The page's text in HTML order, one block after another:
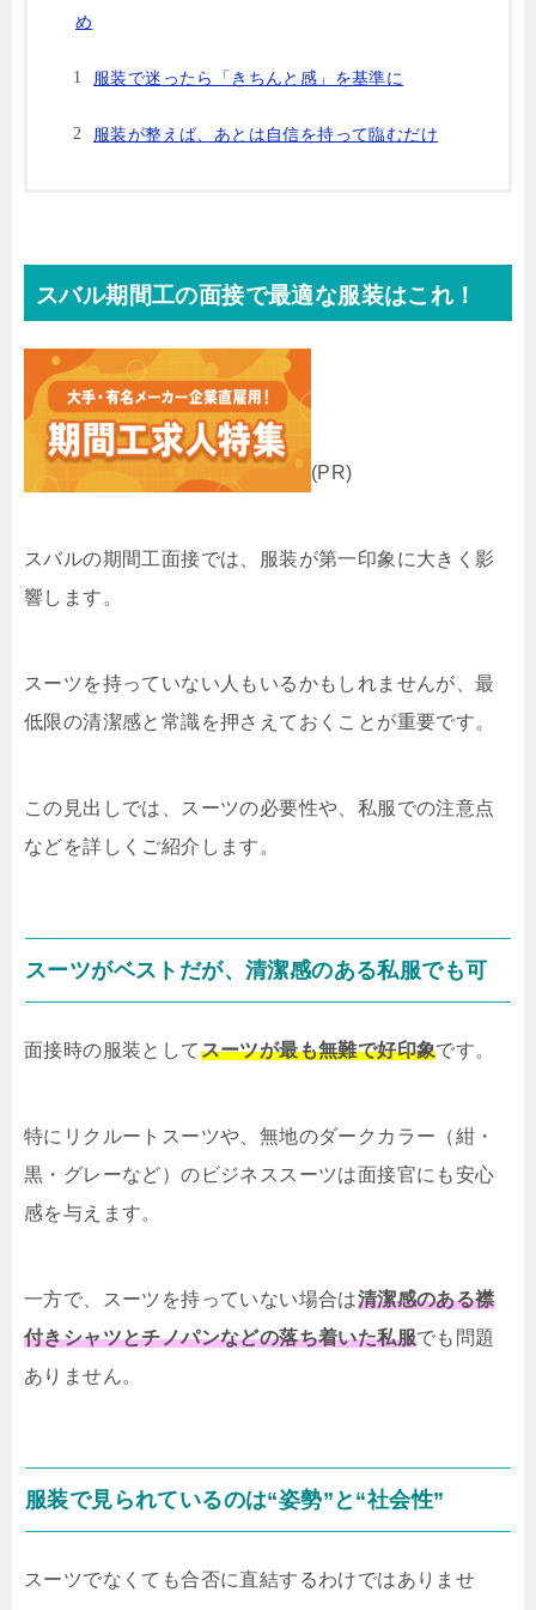
め
服装で迷ったら「きちんと感」を基準に
服装が整えば、あとは自信を持って臨むだけ
スバル期間工の面接で最適な服装はこれ！
(PR)
スバルの期間工面接では、服装が第一印象に大きく影
響します。
スーツを持っていない人もいるかもしれませんが、最
低限の清潔感と常識を押さえておくことが重要です。
この見出しでは、スーツの必要性や、私服での注意点
などを詳しくご紹介します。
スーツがベストだが、清潔感のある私服でも可
面接時の服装としてスーツが最も無難で好印象です。
特にリクルートスーツや、無地のダークカラー（紺・
黒・グレーなど）のビジネススーツは面接官にも安心
感を与えます。
一方で、スーツを持っていない場合は清潔感のある襟
付きシャツとチノパンなどの落ち着いた私服でも問題
ありません。
服装で見られているのは“姿勢”と“社会性”
スーツでなくても合否に直結するわけではありませ